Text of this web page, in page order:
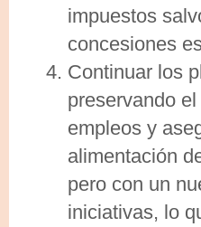
impuestos
concesiones
Continuar los
preservando
empleos y
alimentación
pero con un
iniciativas, lo